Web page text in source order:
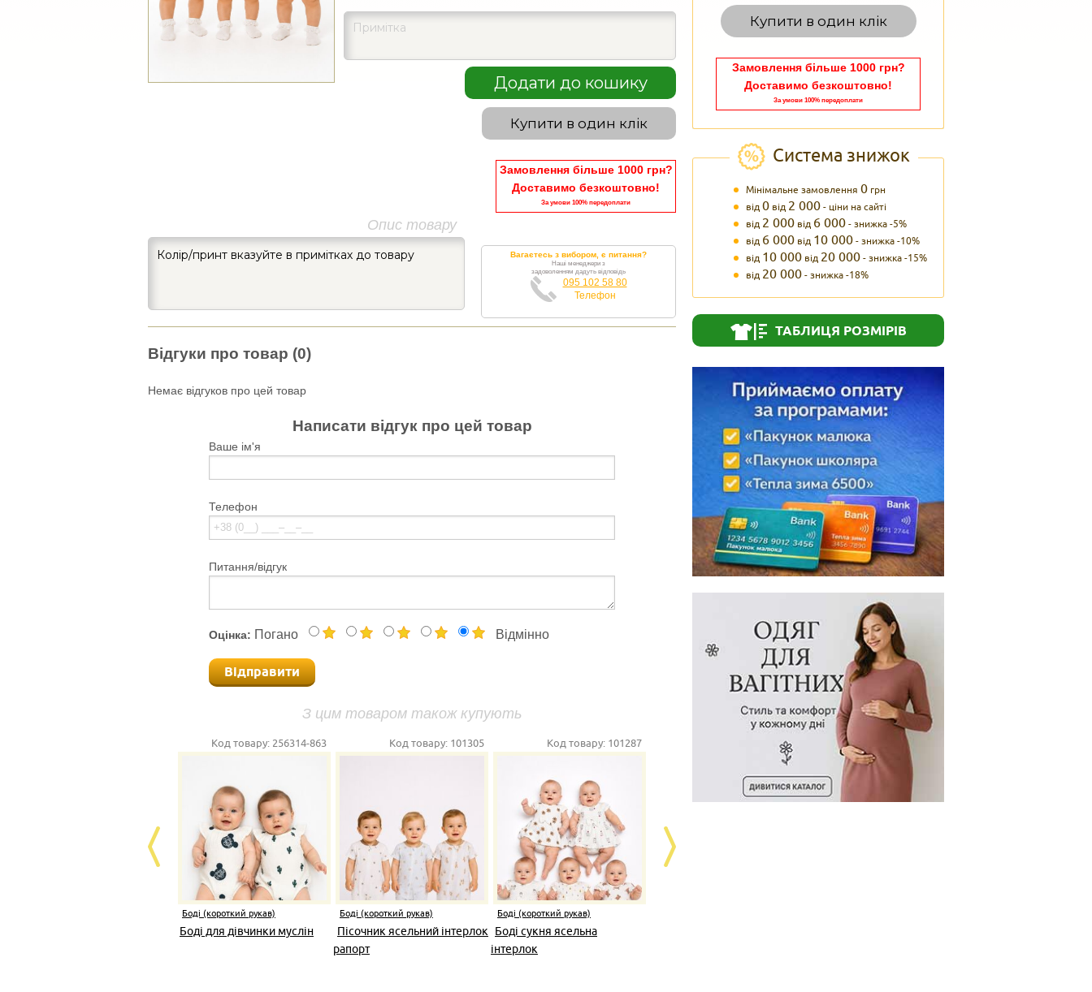
Купити в один клік
Замовлення більше 1000 грн?
Доставимо безкоштовно!
За умови 100% передоплати
Система знижок
Мінімальне замовлення 0 грн
від0 від 2 000- ціни на сайті
від 2 000 від 6 000- знижка -5%
від 6 000 від 10 000- знижка -10%
від 10 000 від 20 000- знижка -15%
від 20 000- знижка -18%
ТАБЛИЦЯ РОЗМІРІВ
Додати до кошику
Купити в один клік
Замовлення більше 1000 грн?
Доставимо безкоштовно!
За умови 100% передоплати
Опис товару
Колір/принт вказуйте в примітках до товару Вагаєтесь з вибором, є питання?
Наші менеджери з
задоволенням дадуть відповідь
095 102 58 80
Телефон
Відгуки про товар (0)
Немає відгуков про цей товар
Написати відгук про цей товар
Ваше ім'я
Телефон
Питання/відгук
Оцінка: Погано Відмінно
Відправити
З цим товаром також купують
Код товару: 256314-863
Боді (короткий рукав)
Боді для дівчинки муслін
Код товару: 101305
Боді (короткий рукав)
Пісочник ясельний інтерлок
рапорт
Код товару: 101287
Боді (короткий рукав)
Боді сукня ясельна
інтерлок
256319-793 Код товару: